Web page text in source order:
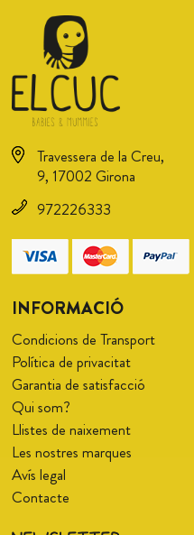
Travessera de la Creu,
9, 17002 Girona
972226333
INFORMACIÓ
Condicions de Transport
Política de privacitat
Garantia de satisfacció
Qui som?
Llistes de naixement
Les nostres marques
Avís legal
Contacte